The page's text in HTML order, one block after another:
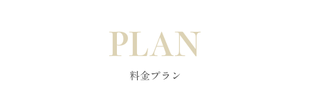
PLAN
料金プラン